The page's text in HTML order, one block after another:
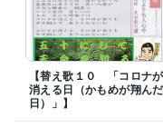
メンタルヘルスマネジメ
年
セルフ・カウンセリング
得年 : 2018年
日本カウンセリング普及
019年
一般財団法人日本能力開
【替え歌１０ 「コロナが
消える日（かもめが翔んだ
日）」】